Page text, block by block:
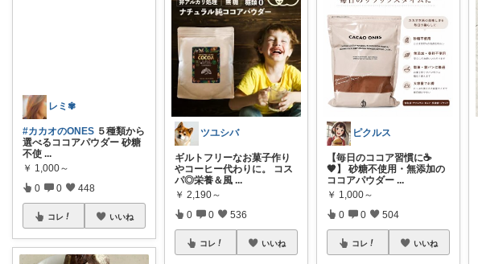
#カカオのONES５種類から
選べるココアパウダー 砂糖
不使 ...
￥ 1,000～
0 0 448
ツユシバ
ギルトフリーなお菓子作り
やコーヒー代わりに。 コス
パ◎栄養＆風 ...
￥ 2,190～
0 0 536
コレ いいね
ピクルス
【毎日のココア習慣に☕
🤎】 砂糖不使用・無添加の
ココアパウダー ...
￥ 1,000～
0 0 504
コレ いいね